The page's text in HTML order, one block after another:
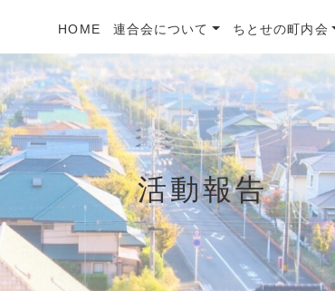
HOME 連合会について ちとせの町内会
活動報告